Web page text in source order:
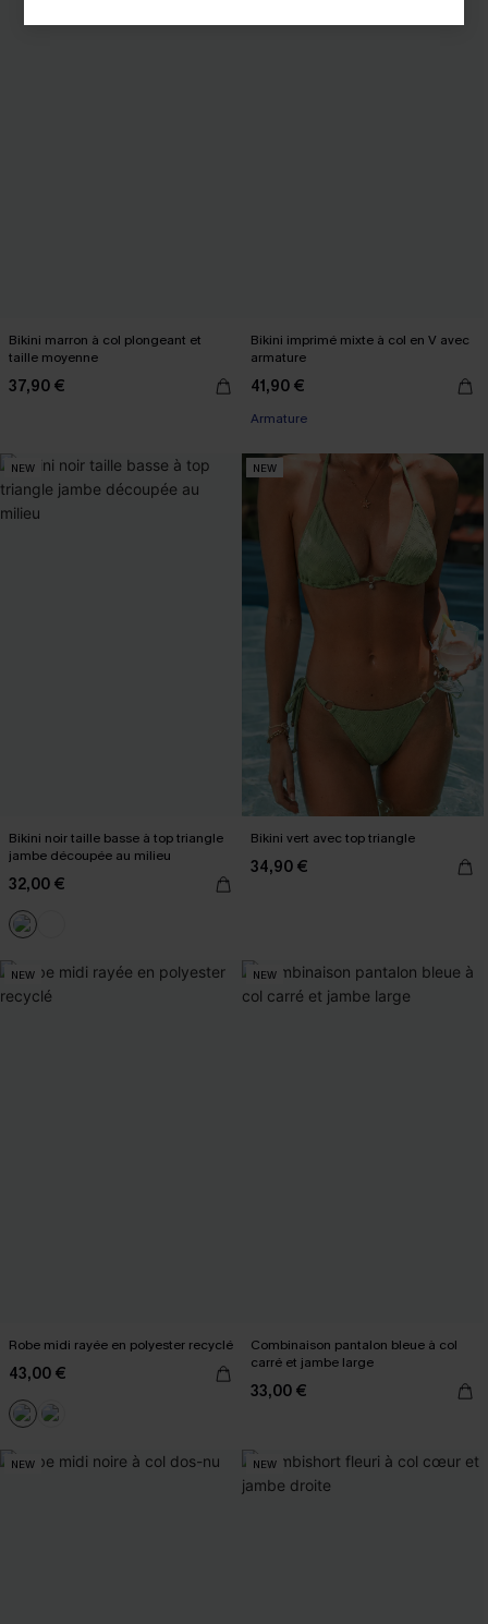
Bikini marron à col plongeant et
taille moyenne
37,90 €
Bikini imprimé mixte à col en V avec
armature
41,90 €
Armature
NEW
Bikini noir taille basse à top triangle
jambe découpée au milieu
32,00 €
NEW
Bikini vert avec top triangle
34,90 €
NEW
Robe midi rayée en polyester recyclé
43,00 €
NEW
Combinaison pantalon bleue à col
carré et jambe large
33,00 €
NEW NEW